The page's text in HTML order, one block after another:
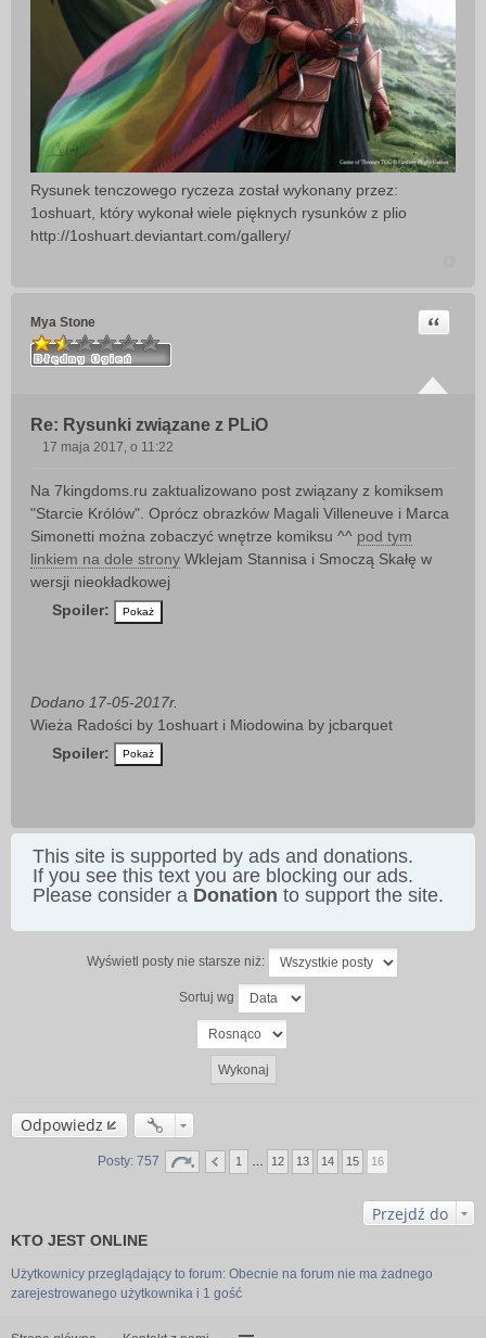
Rysunek tenczowego ryczeza został wykonany przez:
1oshuart, który wykonał wiele pięknych rysunków z plio
http://1oshuart.deviantart.com/gallery/
Mya Stone
Re: Rysunki związane z PLiO
Cytuj
s
t
17 maja 2017, o 11:22
Na 7kingdoms.ru zaktualizowano post związany z komiksem
"Starcie Królów". Oprócz obrazków Magali Villeneuve i Marca
Simonetti można zobaczyć wnętrze komiksu ^^ pod tym
linkiem na dole strony Wklejam Stannisa i Smoczą Skałę w
wersji nieokładkowej
Spoiler:
Dodano 17-05-2017r.
Wieża Radości by 1oshuart i Miodowina by jcbarquet
Spoiler:
This site is supported by ads and donations.
If you see this text you are blocking our ads.
Please consider a Donation to support the site.
Wyświetl posty nie starsze niż:
Sortuj wg
Odpowiedz
Posty: 757 1 12 13 14 15 16
Przejdź do
KTO JEST ONLINE
Użytkownicy przeglądający to forum: Obecnie na forum nie ma żadnego
zarejestrowanego użytkownika i 1 gość